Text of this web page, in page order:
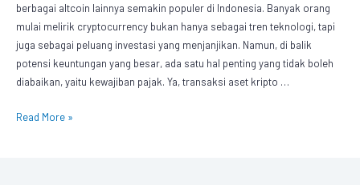
berbagai altcoin lainnya semakin populer di Indonesia. Banyak orang
mulai melirik cryptocurrency bukan hanya sebagai tren teknologi, tapi
juga sebagai peluang investasi yang menjanjikan. Namun, di balik
potensi keuntungan yang besar, ada satu hal penting yang tidak boleh
diabaikan, yaitu kewajiban pajak. Ya, transaksi aset kripto …
Read More »